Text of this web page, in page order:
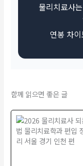
물리치료사
연봉 차
함께 읽으면 좋은 글